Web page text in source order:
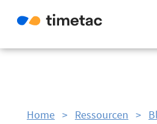
Home > Ressourcen >